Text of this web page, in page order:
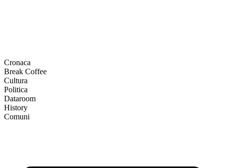
Cronaca
Break Coffee
Cultura
Politica
Dataroom
History
Comuni